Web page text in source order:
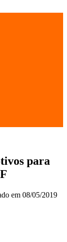
para
em 08/05/2019